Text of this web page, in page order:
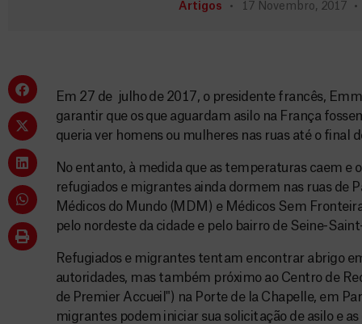
Artigos 17 Novembro, 2017
Em 27 de julho de 2017, o presidente francês,
garantir que os que aguardam asilo na França
queria ver homens ou mulheres nas ruas até o final
No entanto, à medida que as temperaturas caem e
refugiados e migrantes ainda dormem nas ruas de
Médicos do Mundo (MDM) e Médicos Sem
pelo nordeste da cidade e pelo bairro de Seine-
Refugiados e migrantes tentam encontrar abrigo
autoridades, mas também próximo ao Centro de
de Premier Accueil") na Porte de la Chapelle, em
migrantes podem iniciar sua solicitação de asilo e